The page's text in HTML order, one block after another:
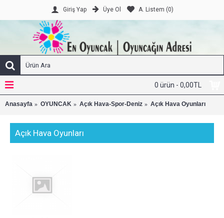
Giriş Yap Üye Ol A. Listem (0)
0 ürün - 0,00TL
Anasayfa OYUNCAK Açık Hava-Spor-Deniz Açık Hava Oyunları
Açık Hava Oyunları